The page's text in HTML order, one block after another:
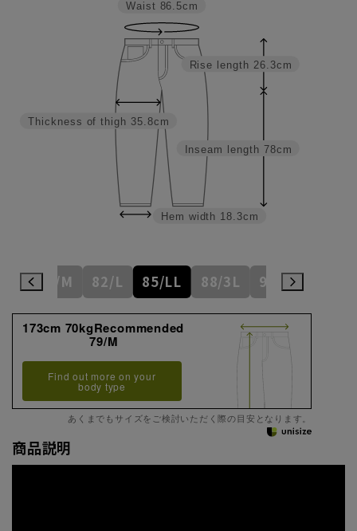
Inseam length 78cm
Rise length 26.3cm
Hem width 18.3cm
Thickness of thigh 35.8cm
Waist 86.5cm
79/M 82/L 85/LL 88/3L 91/4L
173cm 70kgRecommended
79/M
Find out more on your
body type
あくまでもサイズをご検討いただく際の目安となります。
商品説明